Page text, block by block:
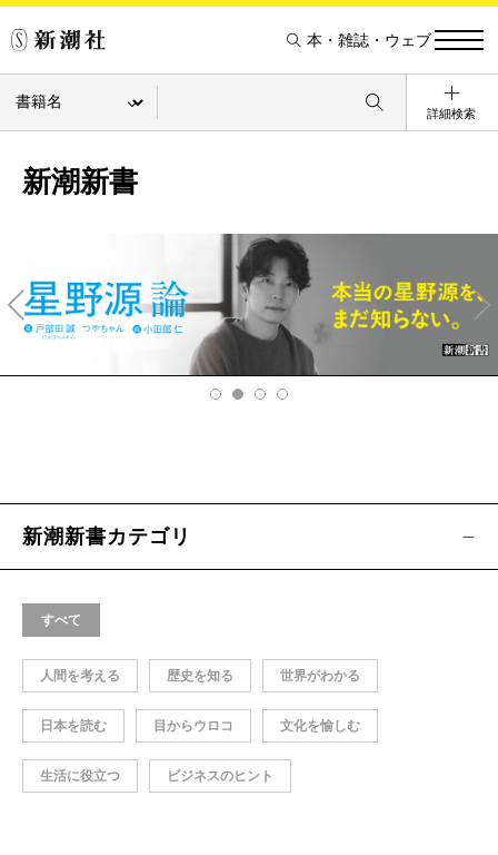
本・雑誌・ウェブ
詳細検索
新潮新書
v
Ne
xt
新潮新書カテゴリ
すべて
人間を考える 歴史を知る 世界がわかる
日本を読む 目からウロコ 文化を愉しむ
生活に役立つ ビジネスのヒント